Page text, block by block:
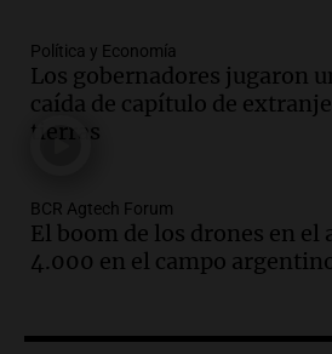
Audio.Ahyre estuvo en
Federal Sancor Seguros
nuevo tema a Cadena 3
Viva la Radio Rosario
Cristo Redentor por
nieve se extiende a 22
Panorama Federal
Audio.Estudiantes de
Política y Economía
Los gobernadores jugaron
caída de capítulo de
tierras
BCR Agtech Forum
El boom de los drones en el
4.000 en el campo